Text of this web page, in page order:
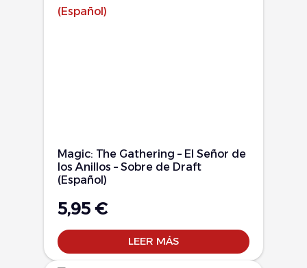
Magic: The Gathering – El Señor de
los Anillos – Sobre de Draft
(Español)
5,95 €
LEER MÁS